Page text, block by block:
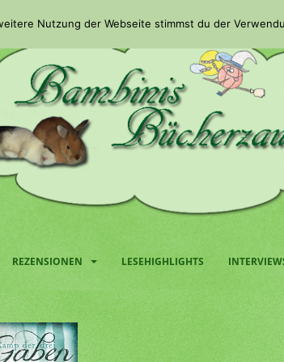
REZENSIONEN LESEHIGHLIGHTS
Nutzung der Webseite stimmst du der